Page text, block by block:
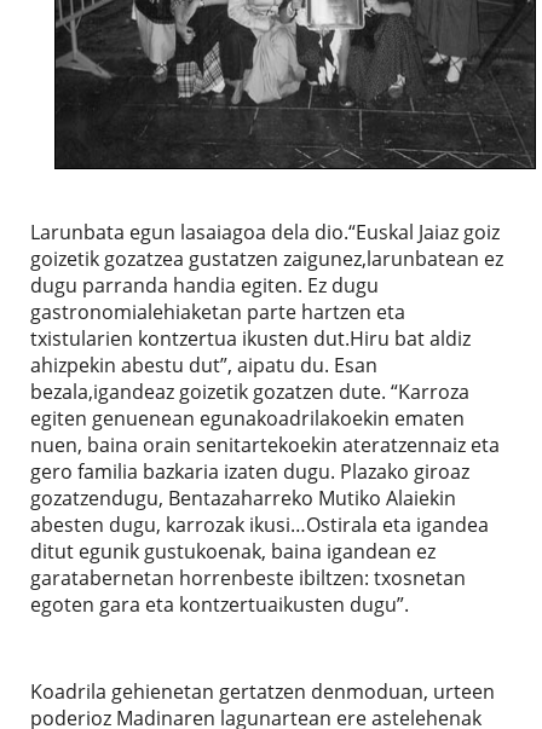
Larunbata egun lasaiagoa dela dio.“Euskal Jaiaz goiz
goizetik gozatzea gustatzen zaigunez,larunbatean ez
dugu parranda handia egiten. Ez dugu
gastronomialehiaketan parte hartzen eta
txistularien kontzertua ikusten dut.Hiru bat aldiz
ahizpekin abestu dut”, aipatu du. Esan
bezala,igandeaz goizetik gozatzen dute. “Karroza
egiten genuenean egunakoadrilakoekin ematen
nuen, baina orain senitartekoekin ateratzennaiz eta
gero familia bazkaria izaten dugu. Plazako giroaz
gozatzendugu, Bentazaharreko Mutiko Alaiekin
abesten dugu, karrozak ikusi…Ostirala eta igandea
ditut egunik gustukoenak, baina igandean ez
garatabernetan horrenbeste ibiltzen: txosnetan
egoten gara eta kontzertuaikusten dugu”.
Koadrila gehienetan gertatzen denmoduan, urteen
poderioz Madinaren lagunartean ere astelehenak